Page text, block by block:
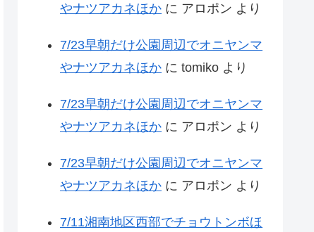
やナツアカネほか に アロポン より
7/23早朝だけ公園周辺でオニヤンマ
やナツアカネほか に tomiko より
7/23早朝だけ公園周辺でオニヤンマ
やナツアカネほか に アロポン より
7/23早朝だけ公園周辺でオニヤンマ
やナツアカネほか に アロポン より
7/11湘南地区西部でチョウトンボほ